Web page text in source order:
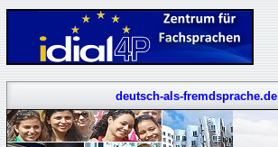
deutsch-als-fremdsprache.de